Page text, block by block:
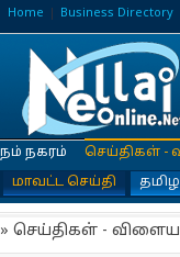
Home Business Directory
நம் நகரம்
செய்திகள் -
மாவட்ட செய்தி
» செய்திகள் -